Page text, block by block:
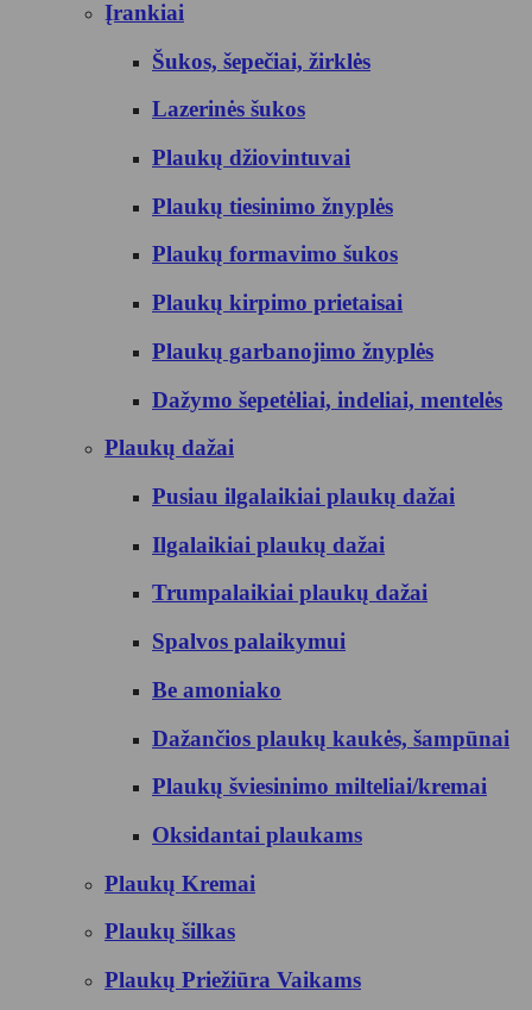
Įrankiai
Šukos, šepečiai, žirklės
Lazerinės šukos
Plaukų džiovintuvai
Plaukų tiesinimo žnyplės
Plaukų formavimo šukos
Plaukų kirpimo prietaisai
Plaukų garbanojimo žnyplės
Dažymo šepetėliai, indeliai, mentelės
Plaukų dažai
Pusiau ilgalaikiai plaukų dažai
Ilgalaikiai plaukų dažai
Trumpalaikiai plaukų dažai
Spalvos palaikymui
Be amoniako
Dažančios plaukų kaukės, šampūnai
Plaukų šviesinimo milteliai/kremai
Oksidantai plaukams
Plaukų Kremai
Plaukų šilkas
Plaukų Priežiūra Vaikams